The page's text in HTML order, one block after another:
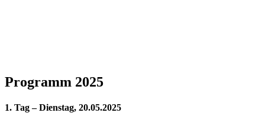
Programm 2025
1. Tag – Dienstag, 20.05.2025